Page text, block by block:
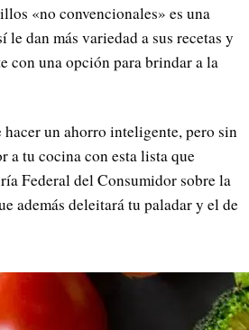
«no convencionales» es una
le dan más variedad a sus recetas y
con una opción para brindar a la
un ahorro inteligente, pero sin
a tu cocina con esta lista que
Federal del Consumidor sobre la
además deleitará tu paladar y el de